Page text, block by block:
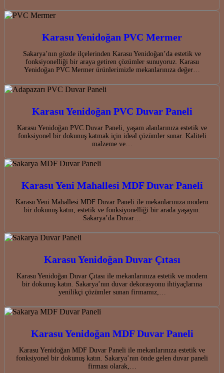
Karasu Yenidoğan PVC Mermer
Sakarya’nın gözde ilçelerinden Karasu Yenidoğan’da estetik ve
fonksiyonelliği bir araya getiren çözümler sunuyoruz. Karasu
Yenidoğan PVC Mermer ürünlerimizle mekanlarınıza değer…
Karasu Yenidoğan PVC Duvar Paneli
Karasu Yenidoğan PVC Duvar Paneli, yaşam alanlarınıza estetik ve
fonksiyonel bir dokunuş katmak için ideal çözümler sunar. Kaliteli
malzeme ve…
Karasu Yeni Mahallesi MDF Duvar Paneli
Karasu Yeni Mahallesi MDF Duvar Paneli ile mekanlarınıza modern
bir dokunuş katın, estetik ve fonksiyonelliği bir arada yaşayın.
Sakarya’da Duvar…
Karasu Yenidoğan Duvar Çıtası
Karasu Yenidoğan Duvar Çıtası ile mekanlarınıza estetik ve modern
bir dokunuş katın. Sakarya’nın duvar dekorasyonu ihtiyaçlarına
yenilikçi çözümler sunan firmamız,…
Karasu Yenidoğan MDF Duvar Paneli
Karasu Yenidoğan MDF Duvar Paneli ile mekanlarınıza estetik ve
fonksiyonel bir dokunuş katın. Sakarya’nın önde gelen duvar paneli
firması olarak,…